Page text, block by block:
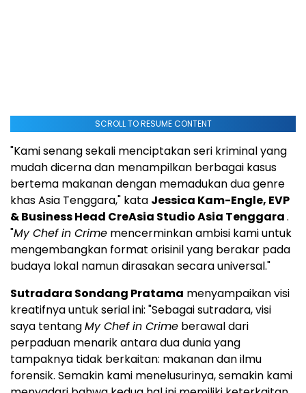
SCROLL TO RESUME CONTENT
"Kami senang sekali menciptakan seri kriminal yang
mudah dicerna dan menampilkan berbagai kasus
bertema makanan dengan memadukan dua genre
khasAsia Tenggara," kata Jessica Kam-Engle, EVP
& Business Head CreAsia Studio Asia Tenggara.
"My Chef in Crime mencerminkan ambisi kami untuk
mengembangkan format orisinil yang berakar pada
budaya lokal namun dirasakan secara universal."
Sutradara Sondang Pratama menyampaikan visi
kreatifnya untuk serial ini: "Sebagai sutradara, visi
saya tentangMy Chef in Crime berawal dari
perpaduan menarik antara dua dunia yang
tampaknya tidak berkaitan: makanan dan ilmu
forensik. Semakin kami menelusurinya, semakin kami